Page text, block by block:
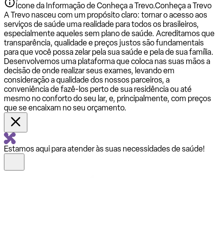
Ícone da Informação de Conheça a Trevo.Conheça a Trevo
A Trevo nasceu com um propósito claro: tornar o acesso aos
serviços de saúde uma realidade para todos os brasileiros,
especialmente aqueles sem plano de saúde. Acreditamos que
transparência, qualidade e preços justos são fundamentais
para que você possa zelar pela sua saúde e pela de sua família.
Desenvolvemos uma plataforma que coloca nas suas mãos a
decisão de onde realizar seus exames, levando em
consideração a qualidade dos nossos parceiros, a
conveniência de fazê-los perto de sua residência ou até
mesmo no conforto do seu lar, e, principalmente, com preços
que se encaixam no seu orçamento.
Estamos aqui para atender às suas necessidades de saúde!